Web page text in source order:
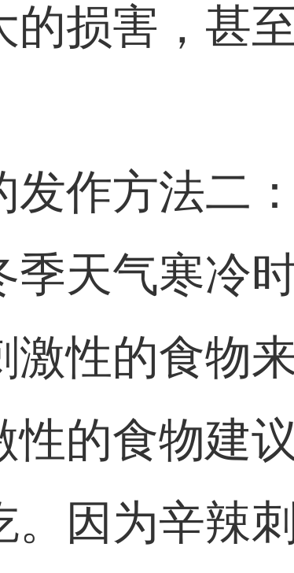
的损害，甚
发作方法二
天气寒冷
性的食物
性的食物建
因为辛辣